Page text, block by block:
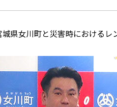
県女川町と災害時におけるレ